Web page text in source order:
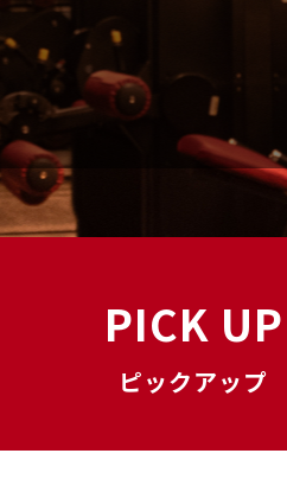
PICK UP
ピックアップ